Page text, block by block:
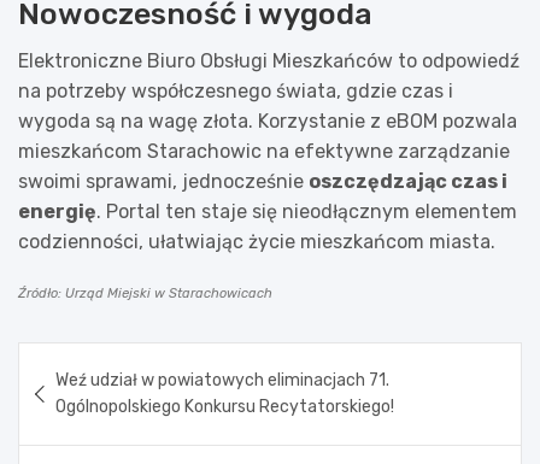
Nowoczesność i wygoda
Elektroniczne Biuro Obsługi Mieszkańców to odpowiedź
na potrzeby współczesnego świata, gdzie czas i
wygoda są na wagę złota. Korzystanie z eBOM pozwala
mieszkańcom Starachowic na efektywne zarządzanie
swoimi sprawami, jednocześnie oszczędzając czas i
energię. Portal ten staje się nieodłącznym elementem
codzienności, ułatwiając życie mieszkańcom miasta.
Źródło: Urząd Miejski w Starachowicach
wpisu
Weź udział w powiatowych eliminacjach 71.
Ogólnopolskiego Konkursu Recytatorskiego!